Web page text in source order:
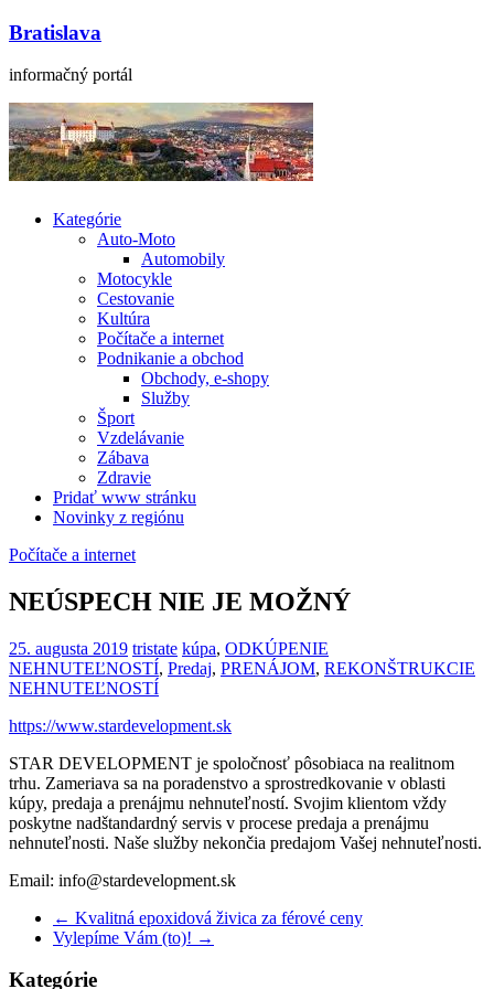
Bratislava
informačný portál
Kategórie
Auto-Moto
Automobily
Motocykle
Cestovanie
Kultúra
Počítače a internet
Podnikanie a obchod
Obchody, e-shopy
Služby
Šport
Vzdelávanie
Zábava
Zdravie
Pridať www stránku
Novinky z regiónu
Počítače a internet
NEÚSPECH NIE JE MOŽNÝ
25. augusta 2019 tristate kúpa, ODKÚPENIE
NEHNUTEĽNOSTÍ, Predaj, PRENÁJOM, REKONŠTRUKCIE
NEHNUTEĽNOSTÍ
https://www.stardevelopment.sk
STAR DEVELOPMENT je spoločnosť pôsobiaca na realitnom
trhu. Zameriava sa na poradenstvo a sprostredkovanie v oblasti
kúpy, predaja a prenájmu nehnuteľností. Svojim klientom vždy
poskytne nadštandardný servis v procese predaja a prenájmu
nehnuteľnosti. Naše služby nekončia predajom Vašej nehnuteľnosti.
Email: info@stardevelopment.sk
← Kvalitná epoxidová živica za férové ceny
Vylepíme Vám (to)! →
Kategórie